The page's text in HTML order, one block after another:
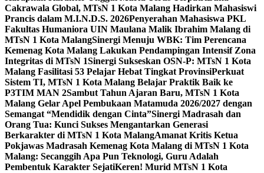
Cakrawala Global, MTsN 1 Kota Malang Hadirkan Mahasiswi
Prancis dalam M.I.N.D.S. 2026Penyerahan Mahasiswa PKL
Fakultas Humaniora UIN Maulana Malik Ibrahim Malang di
MTsN 1 Kota MalangSinergi Menuju WBK: Tim Perencana
Kemenag Kota Malang Lakukan Pendampingan Intensif Zona
Integritas di MTsN 1Sinergi Sukseskan OSN-P: MTsN 1 Kota
Malang Fasilitasi 53 Pelajar Hebat Tingkat ProvinsiPerkuat
Sistem TI, MTsN 1 Kota Malang Belajar Praktik Baik ke
P3TIM MAN 2Sambut Tahun Ajaran Baru, MTsN 1 Kota
Malang Gelar Apel Pembukaan Matamuda 2026/2027 dengan
Semangat “Mendidik dengan Cinta”Sinergi Madrasah dan
Orang Tua: Kunci Sukses Mengantarkan Generasi
Berkarakter di MTsN 1 Kota MalangAmanat Kritis Ketua
Pokjawas Madrasah Kemenag Kota Malang di MTsN 1 Kota
Malang: Secanggih Apa Pun Teknologi, Guru Adalah
Pembentuk Karakter SejatiKeren! Murid MTsN 1 Kota